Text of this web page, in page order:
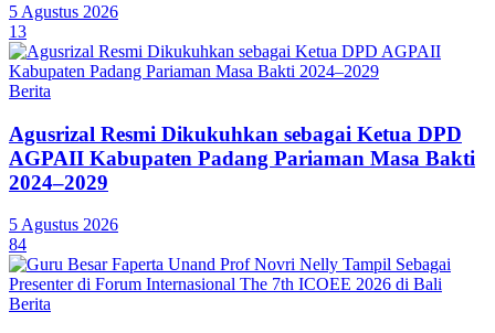
5 Agustus 2026
13
Berita
Agusrizal Resmi Dikukuhkan sebagai Ketua DPD
AGPAII Kabupaten Padang Pariaman Masa Bakti
2024–2029
5 Agustus 2026
84
Berita